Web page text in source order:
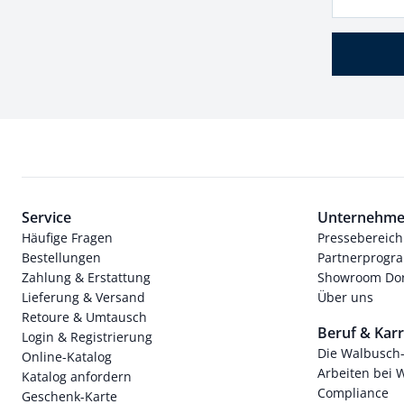
Service
Häufige Fragen
Bestellungen
Zahlung & Erstattung
Lieferung & Versand
Retoure & Umtausch
Login & Registrierung
Online-Katalog
Katalog anfordern
Geschenk-Karte
Pressebereich
Showroom
Über uns
Beruf &
Die
Arbeiten bei
Compliance